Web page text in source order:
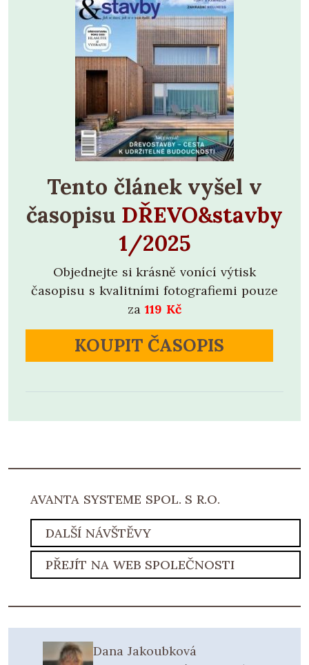
Tento článek vyšel v
časopisu DŘEVO&stavby
1/2025
Objednejte si krásně vonící výtisk
časopisu s kvalitními fotografiemi pouze
za 119 Kč
KOUPIT ČASOPIS
AVANTA SYSTEME SPOL. S R.O.
DALŠÍ NÁVŠTĚVY
PŘEJÍT NA WEB SPOLEČNOSTI
Dana Jakoubková